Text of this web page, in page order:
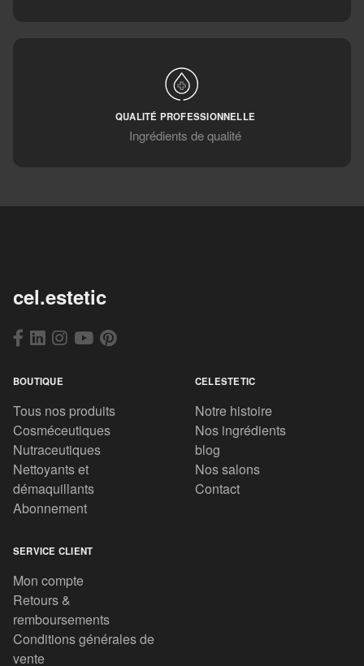
QUALITÉ PROFESSIONNELLE
Ingrédients de qualité
cel.estetic
BOUTIQUE
Tous nos produits
Cosméceutiques
Nutraceutiques
Nettoyants et
démaquillants
Abonnement
CELESTETIC
Notre histoire
Nos ingrédients
blog
Nos salons
Contact
SERVICE CLIENT
Mon compte
Retours &
remboursements
Conditions générales de
vente